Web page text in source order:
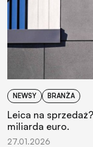
NEWSY BRANŻA
Leica na
miliarda euro.
27.01.2026